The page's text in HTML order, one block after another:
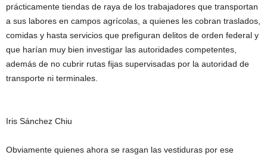
prácticamente tiendas de raya de los trabajadores que transportan
a sus labores en campos agrícolas, a quienes les cobran traslados,
comidas y hasta servicios que prefiguran delitos de orden federal y
que harían muy bien investigar las autoridades competentes,
además de no cubrir rutas fijas supervisadas por la autoridad de
transporte ni terminales.
Iris Sánchez Chiu
Obviamente quienes ahora se rasgan las vestiduras por ese